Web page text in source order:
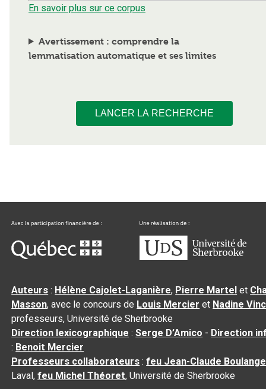
En savoir plus sur ce corpus
Avertissement : comprendre la
lemmatisation automatique et ses limites
LANCER LA RECHERCHE
Auteurs : Hélène Cajolet-Laganière, Pierre Martel et
Masson, avec le concours de Louis Mercier et Nadine
professeurs, Université de Sherbrooke
Direction lexicographique :Serge D’Amico - Direction
: Benoit Mercier
Professeurs collaborateurs :feu Jean-Claude
Laval,feu Michel Théoret, Université de Sherbrooke